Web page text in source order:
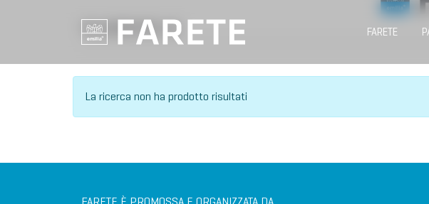
FARETE
VILLAGGIO DELL'IA
La ricerca non ha prodotto risultati
FARETE È PROMOSSA E ORGANIZZATA DA